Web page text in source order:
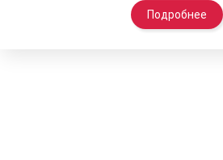
Подробнее